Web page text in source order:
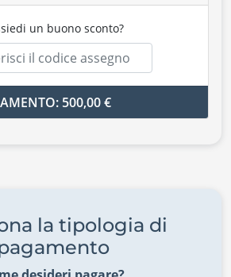
un buono sconto?
500,00 €
la tipologia di